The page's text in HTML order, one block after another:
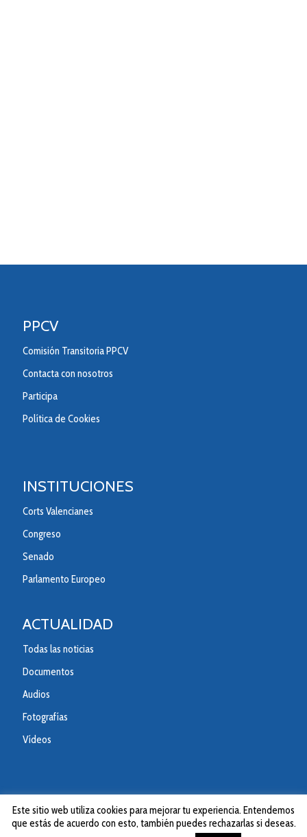
PPCV
Comisión Transitoria PPCV
Contacta con nosotros
Participa
Política de Cookies
INSTITUCIONES
Corts Valencianes
Congreso
Senado
Parlamento Europeo
ACTUALIDAD
Todas las noticias
Documentos
Audios
Fotografías
Vídeos
© 2020 Partido Popular de la Comunitad Valenciana.
Este sitio web utiliza cookies para mejorar tu experiencia. Entendemos
que estás de acuerdo con esto, también puedes rechazarlas si deseas.